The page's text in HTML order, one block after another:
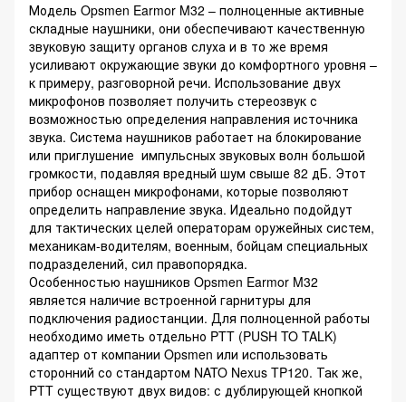
Модель Opsmen Earmor M32 – полноценные активные
складные наушники, они обеспечивают качественную
звуковую защиту органов слуха и в то же время
усиливают окружающие звуки до комфортного уровня –
к примеру, разговорной речи. Использование двух
микрофонов позволяет получить стереозвук с
возможностью определения направления источника
звука. Система наушников работает на блокирование
или приглушение импульсных звуковых волн большой
громкости, подавляя вредный шум свыше 82 дБ. Этот
прибор оснащен микрофонами, которые позволяют
определить направление звука. Идеально подойдут
для тактических целей операторам оружейных систем,
механикам-водителям, военным, бойцам специальных
подразделений, сил правопорядка.
Особенностью наушников Opsmen Earmor M32
является наличие встроенной гарнитуры для
подключения радиостанции. Для полноценной работы
необходимо иметь отдельно PTT (PUSH TO TALK)
адаптер от компании Opsmen или использовать
сторонний со стандартом NATO Nexus TP120. Так же,
PTT существуют двух видов: с дублирующей кнопкой